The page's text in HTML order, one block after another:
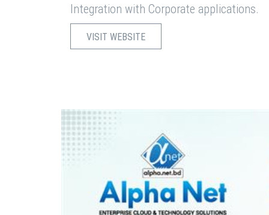
Integration with Corporate applications.
VISIT WEBSITE